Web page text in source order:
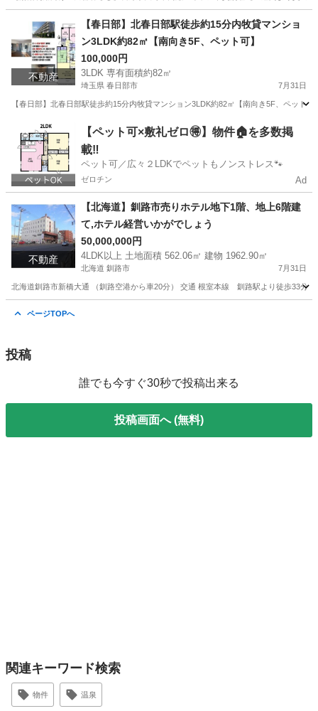
その他 別荘
不動産
【春日部】北春日部駅徒歩約15分内牧貸マンショ
ン3LDK約82㎡【南向き5F、ペット可】
100,000円
3LDK 専有面積約82㎡
埼玉県 春日部市 7月31日
【春日部】北春日部駅徒歩約15分内牧貸マンション3LDK約82㎡【南向き5F、ペット
春日部市 マンション 徒歩
【ペット可×敷礼ゼロ🉐】物件🏠を多数掲
載‼️
ペット可／広々２LDKでペットもノンストレス🐾
ゼロチン Ad
不動産
【北海道】釧路市売りホテル地下1階、地上6階建
て,ホテル経営いかがでしょう
50,000,000円
4LDK以上 土地面積 562.06㎡ 建物 1962.90㎡
北海道 釧路市 7月31日
北海道釧路市新橋大通 （釧路空港から車20分） 交通 根室本線 釧路駅より徒歩33
ページTOPへ
投稿
誰でも今すぐ30秒で投稿出来る
投稿画面へ (無料)
関連キーワード検索
物件 温泉